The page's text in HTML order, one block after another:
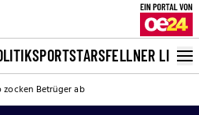
SPORTSTARSFELLNER LIVE
zocken Betrüger ab